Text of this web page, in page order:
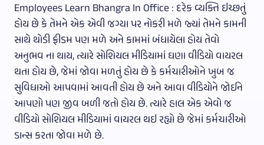
Employees Learn Bhangra In Office : દરેક વ્યક્તિ ઇચ્છતું
હોય છે કે તેમને એક એવી જગ્યા પર નોકરી મળે જ્યાં તેમને કામની
સાથે થોડી ફ્રીડમ પણ મળે અને કામમાં બંધાયેલા હોય તેવો
અનુભવ ના થાય, ત્યારે સોશિયલ મીડિયામાં ઘણા વીડિયો વાયરલ
થતા હોય છે, જેમાં જોવા મળતું હોય છે કે કર્મચારીઓને ખુબ જ
સુવિધાઓ આપવામાં આવતી હોય છે અને આવા વીડિયોને જોઈને
આપણો પણ જીવ બળી જતો હોય છે. ત્યારે હાલ એક એવો જ
વીડિયો સોશિયલ મીડિયામાં વાયરલ થઇ રહ્યો છે જેમાં કર્મચારીઓ
ડાન્સ કરતા જોવા મળે છે.